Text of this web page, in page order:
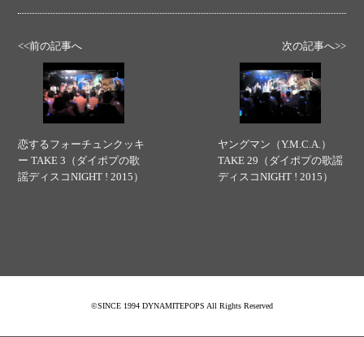
<<前の記事へ
恋するフォーチュンクッキ
ー TAKE 3（ダイポプの歌
謡ディスコNIGHT ! 2015）
次の記事へ>>
ヤングマン（Y.M.C.A.）
TAKE 29（ダイポプの歌謡
ディスコNIGHT ! 2015）
©SINCE 1994 DYNAMITEPOPS All Rights Reserved